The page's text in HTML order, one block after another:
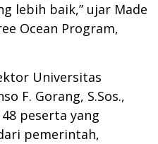
lebih baik,” ujar Made
Ocean Program,
Universitas
F. Gorang, S.Sos.,
peserta yang
pemerintah,